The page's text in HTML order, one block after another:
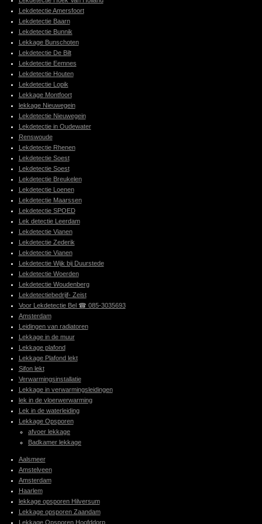
Lekdetectie Amersfoort
Lekdetectie Baarn
Lekdetectie Bunnik
Lekkage Bunschoten
Lekdetectie De Bilt
Lekdetectie Eemnes
Lekdetectie Houten
Lekdetectie Lopik
Lekkage Montfoort
lekkage Nieuwegein
Lekdetectie Nieuwegein
Lekdetectie in Oudewater
Renswoude
Lekdetectie Rhenen
Lekdetectie Soest
Lekdetectie Soest
Lekdetectie Breukelen
Lekdetectie Loenen
Lekdetectie Maarssen
Lekdetectie SPOED
Lek detectie Leerdam
Lekdetectie Vianen
Lekdetectie Zederik
Lekdetectie Vianen
Lekdetectie Wijk bij Duurstede
Lekdetectie Woerden
Lekdetectie Woudenberg
Lekdetectiebedrijf- Zeist
Voor Lekdetectie Bel ☎ 085-3035693
Amsterdam
Leidingen van radiatoren
Lekkage in de muur
Lekkage plafond
Lekkage Plafond lekt
Sifon lekt
Verwarmingsinstallatie
Lekkage in verwarmingsleidingen
lek in de vloerwerwarming
Lek in de waterleiding
Lekkage Opsporen
afvoer lekkage
Badkamer lekkage
Aalsmeer
Amstelveen
Amsterdam
Haarlem
lekkage opsporen Hilversum
Lekkage opsporen Zaandam
Lekkage Opsporen Hoofddorp